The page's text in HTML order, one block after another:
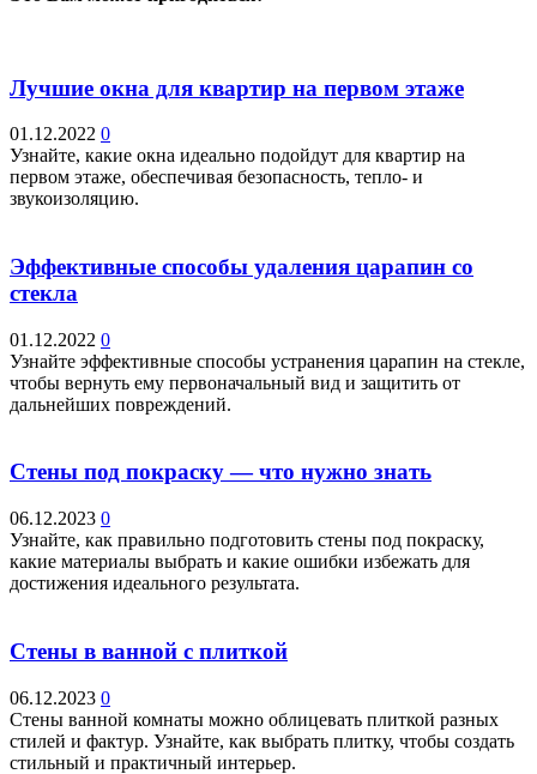
Лучшие окна для квартир на первом этаже
01.12.2022 0
Узнайте, какие окна идеально подойдут для квартир на
первом этаже, обеспечивая безопасность, тепло- и
звукоизоляцию.
Эффективные способы удаления царапин со
стекла
01.12.2022 0
Узнайте эффективные способы устранения царапин на стекле,
чтобы вернуть ему первоначальный вид и защитить от
дальнейших повреждений.
Стены под покраску — что нужно знать
06.12.2023 0
Узнайте, как правильно подготовить стены под покраску,
какие материалы выбрать и какие ошибки избежать для
достижения идеального результата.
Стены в ванной с плиткой
06.12.2023 0
Стены ванной комнаты можно облицевать плиткой разных
стилей и фактур. Узнайте, как выбрать плитку, чтобы создать
стильный и практичный интерьер.